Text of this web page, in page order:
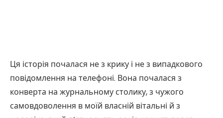
Ця історія почалася не з крику і не з випадкового
повідомлення на телефоні. Вона почалася з
конверта на журнальному столику, з чужого
самовдоволення в моїй власній вітальні й з